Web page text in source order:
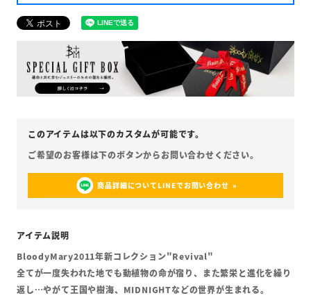
商品詳細についてLINEでお問い合わせ
BloodyMary2011年新コレクション"Revival"
全てが一度失われた地でも動植物の命が宿り、また繁栄と進化を繰り
返し…やがて王国や樹海、MIDNIGHTなどの世界が生まれる。